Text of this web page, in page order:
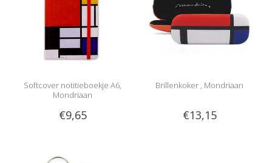
Softcover notitieboekje A6,
Mondriaan
€9,65
Brillenkoker , Mondriaan
€13,15